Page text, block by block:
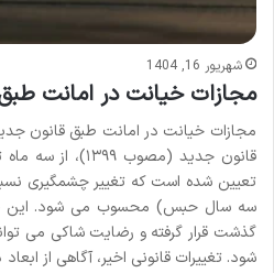
شهریور 16, 1404
مجازات خیانت در امانت
مجازات خیانت در امانت طبق قانون
قانون جدید (مصوب
تعیین شده است که تغییر چشمگیری
سه سال حبس) محسوب می شود. این
گذشت قرار گرفته و رضایت شاکی می
شود. تغییرات قانونی اخیر، آگاهی از